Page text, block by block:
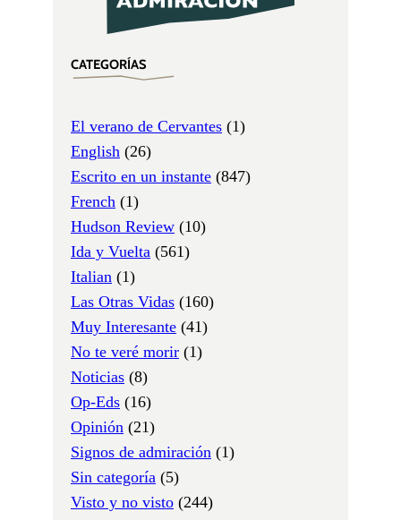
CATEGORÍAS
El verano de Cervantes (1)
English (26)
Escrito en un instante (847)
French (1)
Hudson Review (10)
Ida y Vuelta (561)
Italian (1)
Las Otras Vidas (160)
Muy Interesante (41)
No te veré morir (1)
Noticias (8)
Op-Eds (16)
Opinión (21)
Signos de admiración (1)
Sin categoría (5)
Visto y no visto (244)